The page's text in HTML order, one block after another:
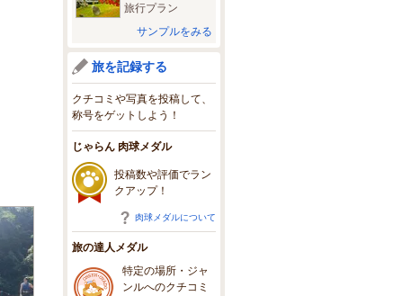
旅行プラン
サンプルをみる
旅を記録する
クチコミや写真を投稿して、
称号をゲットしよう！
じゃらん 肉球メダル
投稿数や評価でラン
クアップ！
肉球メダルについて
旅の達人メダル
特定の場所・ジャ
ンルへのクチコミ